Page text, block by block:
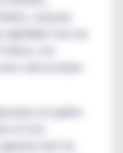
conçues
agréable tout au
ces
soin en base
en quête
et à la
met en